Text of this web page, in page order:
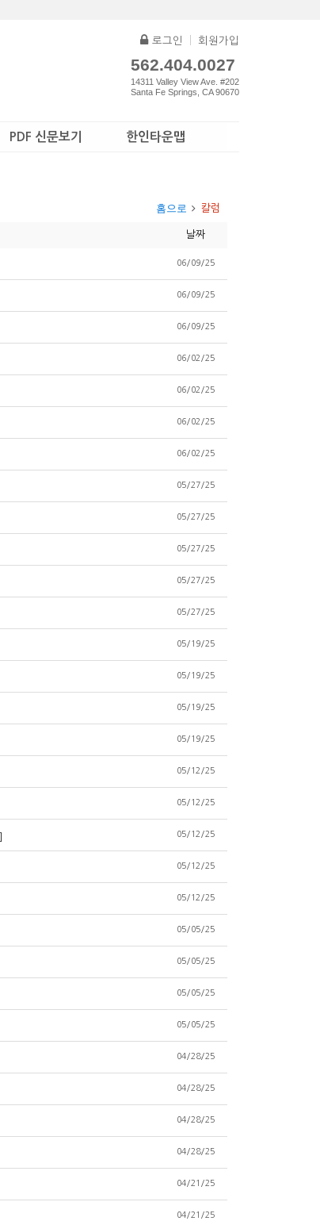
로그인 회원가입
562.404.0027
14311 Valley View Ave. #202
Santa Fe Springs, CA 90670
PDF 신문보기 한인타운맵
홈으로 칼럼
날짜
06/09/25
06/09/25
06/09/25
06/02/25
06/02/25
06/02/25
06/02/25
05/27/25
05/27/25
05/27/25
05/27/25
05/27/25
05/19/25
05/19/25
05/19/25
05/19/25
05/12/25
05/12/25
05/12/25
05/12/25
05/12/25
05/05/25
05/05/25
05/05/25
05/05/25
04/28/25
04/28/25
04/28/25
04/28/25
04/21/25
04/21/25